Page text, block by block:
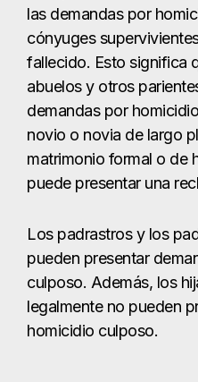
las demandas por
cónyuges
fallecido. Esto significa
abuelos y otros
demandas por
novio o novia de largo
matrimonio formal o de
puede presentar una
Los padrastros y los
pueden presentar
culposo. Además, los
legalmente no pueden
homicidio culposo.